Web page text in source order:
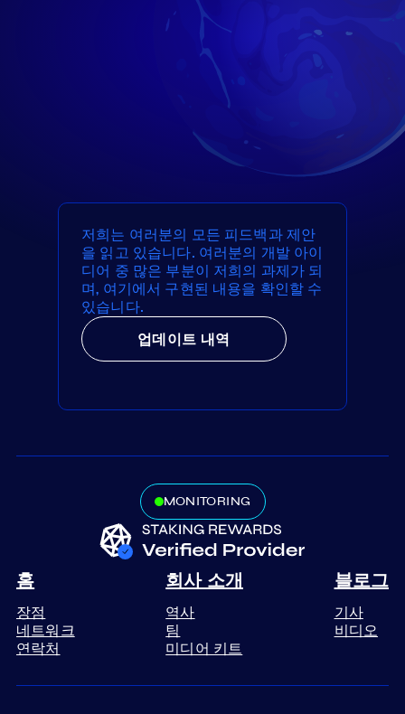
저희는 여러분의 모든 피드백과 제안
을 읽고 있습니다. 여러분의 개발 아이
디어 중 많은 부분이 저희의 과제가 되
며, 여기에서 구현된 내용을 확인할 수
있습니다.
업데이트 내역
MONITORING
홈
장점
네트워크
연락처
회사 소개
역사
팀
미디어 키트
블로그
기사
비디오